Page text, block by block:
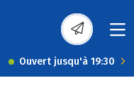
Ouvert jusqu'à 19:30